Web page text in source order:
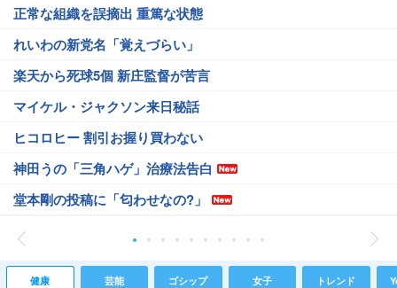
正常な組織を誤摘出 重篤な状態
れいわの新党名「覚えづらい」
楽天から死球5個 新庄監督が苦言
マイケル・ジャクソン来日秘話
ヒコロヒー 割引お握り買わない
神田うの「三角ハゲ」治療法告白
堂本剛の投稿に「匂わせなの?」
健康 芸能 ゴシップ 女子 トレンド